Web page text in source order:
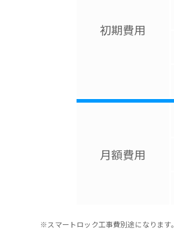
初期費用
月額費用
※スマートロック工事費別途になります。